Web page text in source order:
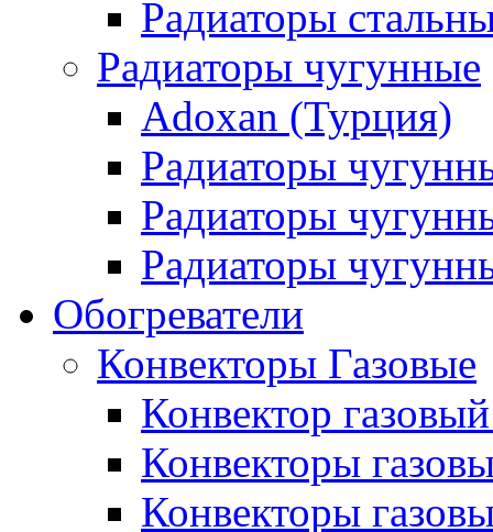
Радиаторы
Радиаторы чугунные
Adoxan (Турция)
Радиаторы
Радиаторы
Радиаторы
Обогреватели
Конвекторы Газовые
Конвектор
Конвекторы
Конвекторы